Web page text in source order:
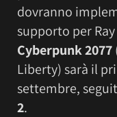
dovranno
supporto per
Cyberpunk 2077
Liberty) sarà il
settembre,
2.